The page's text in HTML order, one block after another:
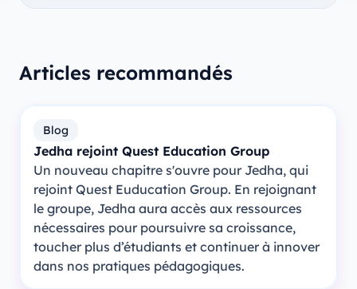
Articles recommandés
Blog
Jedha rejoint Quest Education Group
Un nouveau chapitre s'ouvre pour Jedha, qui
rejoint Quest Euducation Group. En rejoignant
le groupe, Jedha aura accès aux ressources
nécessaires pour poursuivre sa croissance,
toucher plus d’étudiants et continuer à innover
dans nos pratiques pédagogiques.